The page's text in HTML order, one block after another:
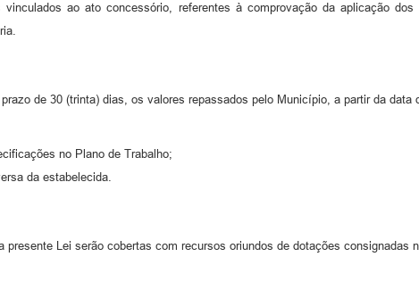
ao ato concessório, referentes à comprovação da aplicação
de 30 (trinta) dias, os valores repassados pelo Município, a partir da
no Plano de Trabalho;
da estabelecida.
presente Lei serão cobertas com recursos oriundos de dotações consignadas